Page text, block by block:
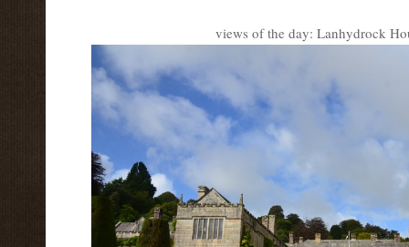
views of the day: Lanhydrock